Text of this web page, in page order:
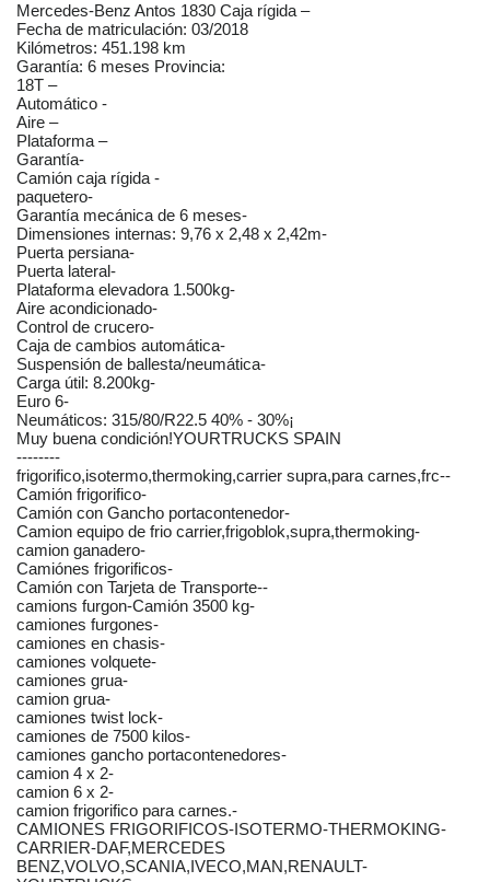
Mercedes-Benz Antos 1830 Caja rígida –
Fecha de matriculación: 03/2018
Kilómetros: 451.198 km
Garantía: 6 meses Provincia:
18T –
Automático -
Aire –
Plataforma –
Garantía-
Camión caja rígida -
paquetero-
Garantía mecánica de 6 meses-
Dimensiones internas: 9,76 x 2,48 x 2,42m-
Puerta persiana-
Puerta lateral-
Plataforma elevadora 1.500kg-
Aire acondicionado-
Control de crucero-
Caja de cambios automática-
Suspensión de ballesta/neumática-
Carga útil: 8.200kg-
Euro 6-
Neumáticos: 315/80/R22.5 40% - 30%¡
Muy buena condición!YOURTRUCKS SPAIN
--------
frigorifico,isotermo,thermoking,carrier supra,para carnes,frc--
Camión frigorifico-
Camión con Gancho portacontenedor-
Camion equipo de frio carrier,frigoblok,supra,thermoking-
camion ganadero-
Camiónes frigorificos-
Camión con Tarjeta de Transporte--
camions furgon-Camión 3500 kg-
camiones furgones-
camiones en chasis-
camiones volquete-
camiones grua-
camion grua-
camiones twist lock-
camiones de 7500 kilos-
camiones gancho portacontenedores-
camion 4 x 2-
camion 6 x 2-
camion frigorifico para carnes.-
CAMIONES FRIGORIFICOS-ISOTERMO-THERMOKING-
CARRIER-DAF,MERCEDES
BENZ,VOLVO,SCANIA,IVECO,MAN,RENAULT-